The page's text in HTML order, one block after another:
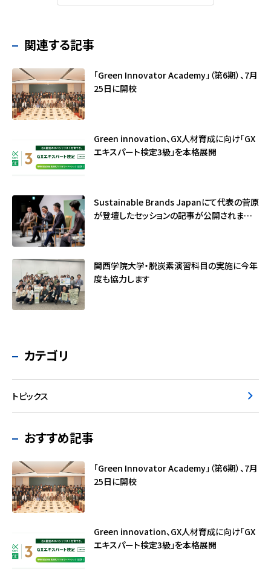
関連する記事
「Green Innovator Academy」（第6期）、7月
25日に開校
Green innovation、GX人材育成に向け「GX
エキスパート検定3級」を本格展開
Sustainable Brands Japanにて代表の菅原
が登壇したセッションの記事が公開されました
関西学院大学・脱炭素演習科目の実施に今年
度も協力します
カテゴリ
トピックス
おすすめ記事
「Green Innovator Academy」（第6期）、7月
25日に開校
Green innovation、GX人材育成に向け「GX
エキスパート検定3級」を本格展開